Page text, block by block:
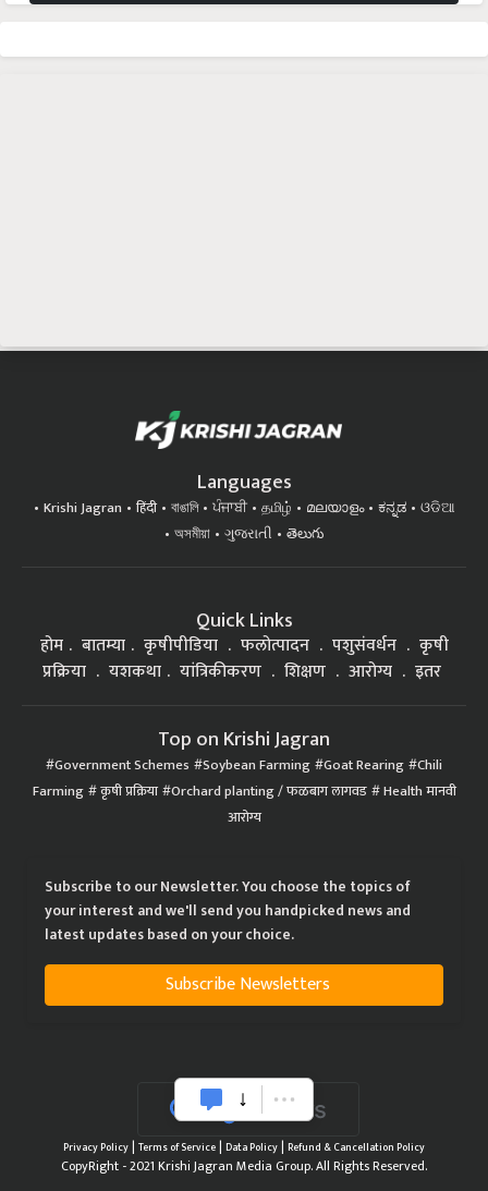
Languages
Krishi Jagran हिंदी বাঙালি ਪੰਜਾਬੀ தமிழ் മലയാളം ಕನ್ನಡ
ଓଡିଆ
অসমীয়া
ગુજરાતી తెలుగు
Quick Links
होम बातम्या कृषीपीडिया फलोत्पादन पशुसंवर्धन
कृषी
प्रक्रिया
यशकथा यांत्रिकीकरण शिक्षण आरोग्य इतर
Top on Krishi Jagran
Government Schemes Soybean Farming Goat Rearing Chili
Farming कृषी प्रक्रिया Orchard planting / फळबाग लागवड Health मानवी
आरोग्य
Subscribe to our Newsletter. You choose the topics of
your interest and we'll send you handpicked news and
latest updates based on your choice.
Subscribe Newsletters
Privacy Policy| Terms of Service| Data Policy| Refund & Cancellation Policy
CopyRight - 2021 Krishi Jagran Media Group. All Rights Reserved.